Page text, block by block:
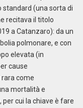
standard (una sorta di
recitava il titolo
a Catanzaro): da un
polmonare, e con
elevata (in
cause
rara come
mortalità e
cui la chiave è fare